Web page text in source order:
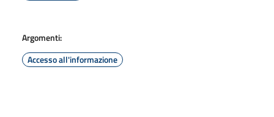
Argomenti:
Accesso all'informazione